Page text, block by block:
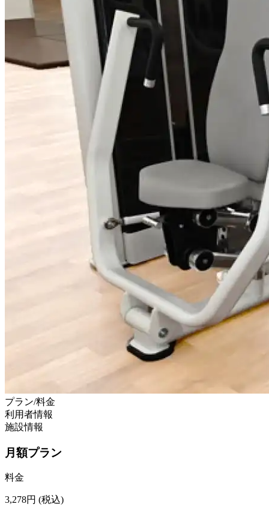
プラン/料金
利用者情報
施設情報
月額プラン
料金
3,278円 (税込)